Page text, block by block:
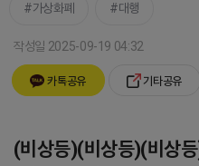
가상화폐 대행
작성일 2025-09-19 04:32
카톡공유 기타공유
(비상등)(비상등)(비상